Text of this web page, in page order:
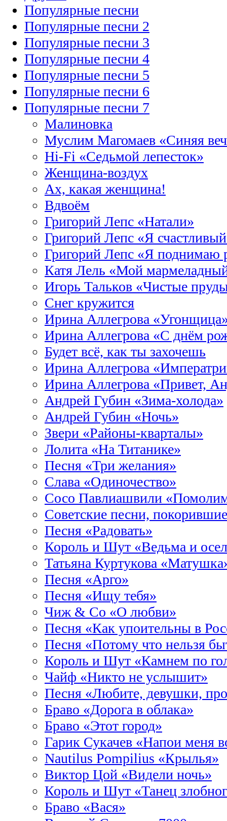
Популярные песни
Популярные песни 2
Популярные песни 3
Популярные песни 4
Популярные песни 5
Популярные песни 6
Популярные песни 7
Малиновка
Муслим Магомаев «Синяя
Hi-Fi «Седьмой лепесток»
Женщина-воздух
Ах, какая женщина!
Вдвоём
Григорий Лепс «Натали»
Григорий Лепс «Я
Григорий Лепс «Я поднимаю
Катя Лель «Мой
Игорь Тальков «Чистые
Снег кружится
Ирина Аллегрова
Ирина Аллегрова «С днём
Будет всё, как ты захочешь
Ирина Аллегрова
Ирина Аллегрова «Привет,
Андрей Губин «Зима-холода»
Андрей Губин «Ночь»
Звери «Районы-кварталы»
Лолита «На Титанике»
Песня «Три желания»
Слава «Одиночество»
Сосо Павлиашвили
Советские песни,
Песня «Радовать»
Король и Шут «Ведьма и
Татьяна Куртукова
Песня «Арго»
Песня «Ищу тебя»
Чиж & Co «О любви»
Песня «Как упоительны в
Песня «Потому что нельзя
Король и Шут «Камнем по
Чайф «Никто не услышит»
Песня «Любите, девушки,
Браво «Дорога в облака»
Браво «Этот город»
Гарик Сукачев «Напои меня
Nautilus Pompilius «Крылья»
Виктор Цой «Видели ночь»
Король и Шут «Танец
Браво «Вася»